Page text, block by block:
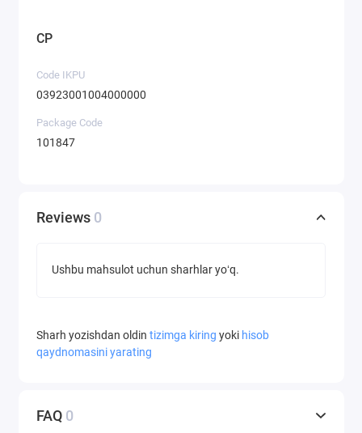
CP
Code IKPU
03923001004000000
Package Code
101847
Reviews 0
Ushbu mahsulot uchun sharhlar yoʻq.
Sharh yozishdan oldin tizimga kiring yoki hisob
qaydnomasini yarating
FAQ 0